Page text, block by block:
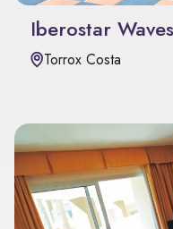
Iberostar
Torrox Costa